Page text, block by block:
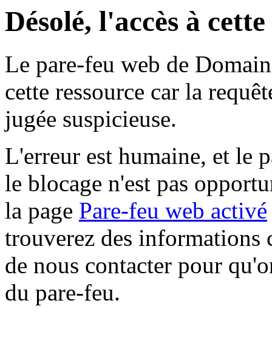
Désolé, l'accès à
Le pare-feu web de
cette ressource car la
jugée suspicieuse.
L'erreur est humaine, et le
le blocage n'est pas
la page Pare-feu web activé
trouverez des informations
de nous contacter pour
du pare-feu.